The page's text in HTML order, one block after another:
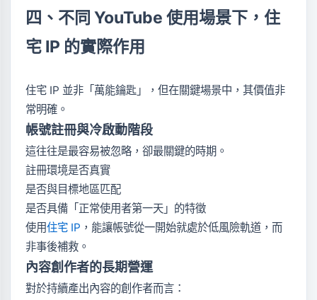
四、不同 YouTube 使用場景下，住
宅 IP 的實際作用
住宅 IP 並非「萬能鑰匙」，但在關鍵場景中，其價值非
常明確。
帳號註冊與冷啟動階段
這往往是最容易被忽略，卻最關鍵的時期。
註冊環境是否真實
是否與目標地區匹配
是否具備「正常使用者第一天」的特徵
使用住宅 IP ，能讓帳號從一開始就處於低風險軌道，而
非事後補救。
內容創作者的長期營運
對於持續產出內容的創作者而言：